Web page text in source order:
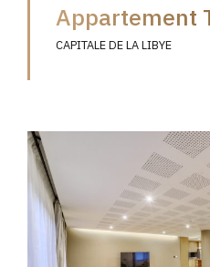
Appartement
CAPITALE DE LA LIBYE